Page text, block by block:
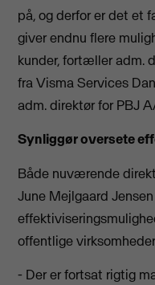
på, og derfor er det et
giver endnu flere
kunder, fortæller adm.
fra Visma Services
adm. direktør for PBJ
Synliggør oversete
Både nuværende
June Mejlgaard
offentlige
- Der er fortsat rigtig